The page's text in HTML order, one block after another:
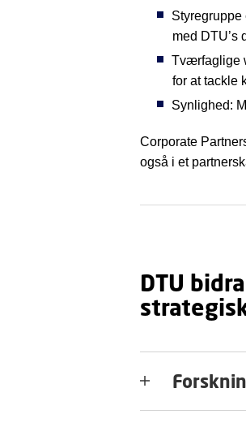
med DTU’s
Tværfaglige
for at tackle
Synlighed:
Corporate
også i et
DTU